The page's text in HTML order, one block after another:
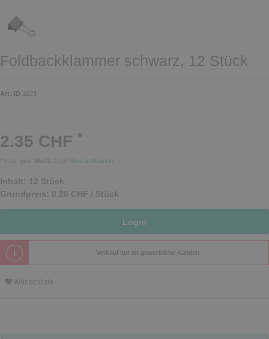
Foldbackklammer schwarz, 12 Stück
Art.-ID 1623
2.35 CHF *
* zzgl. ges. MwSt. zzgl. Versandkosten
Inhalt: 12 Stück
Grundpreis: 0.20 CHF / Stück
Login
Verkauf nur an gewerbliche Kunden.
Wunschliste